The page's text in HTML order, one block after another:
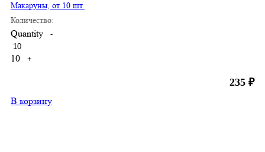
Макаруны, от 10 шт.
Количество:
Quantity -
10 +
235 ₽
В корзину